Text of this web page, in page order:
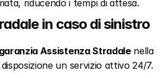
riducendo i tempi di attesa.
in caso di sinistro
garanzia Assistenza Stradale nella
un servizio attivo 24/7.